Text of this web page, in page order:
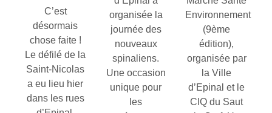
C’est
désormais
chose faite !
Le défilé de la
Saint-Nicolas
a eu lieu hier
dans les rues
organisée la
journée des
nouveaux
spinaliens.
Une occasion
unique pour
les
Environnement
(9ème
édition),
organisée par
la Ville
d’Epinal et le
CIQ du Saut